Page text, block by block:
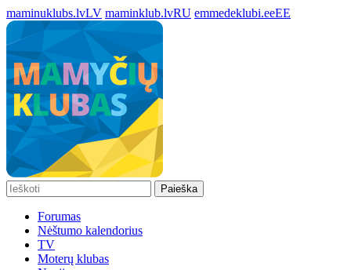
maminuklubs.lvLV maminklub.lvRU emmedeklubi.eeEE
Paieška
Forumas
Nėštumo kalendorius
TV
Moterų klubas